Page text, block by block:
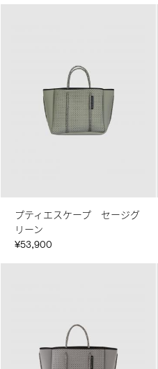
プティエスケープ セージグ
リーン
¥53,900